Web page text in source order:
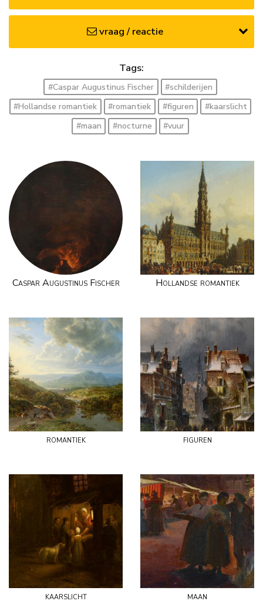
vraag / reactie
Tags:
#Caspar Augustinus Fischer
#schilderijen
#Hollandse romantiek
#romantiek #figuren
#kaarslicht
#maan
#nocturne #vuur
Caspar Augustinus Fischer Hollandse romantiek
romantiek figuren
kaarslicht maan